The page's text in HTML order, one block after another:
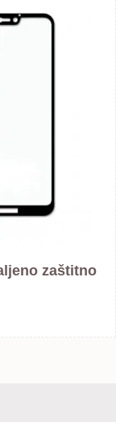
zaštitno